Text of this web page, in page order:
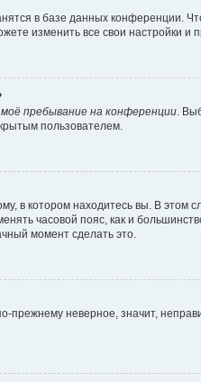
в базе данных конференции.
изменить все свои настройки и
пребывание на конференции.
пользователем.
в котором находитесь вы. В этом
часовой пояс, как и
момент сделать это.
прежнему неверное, значит,